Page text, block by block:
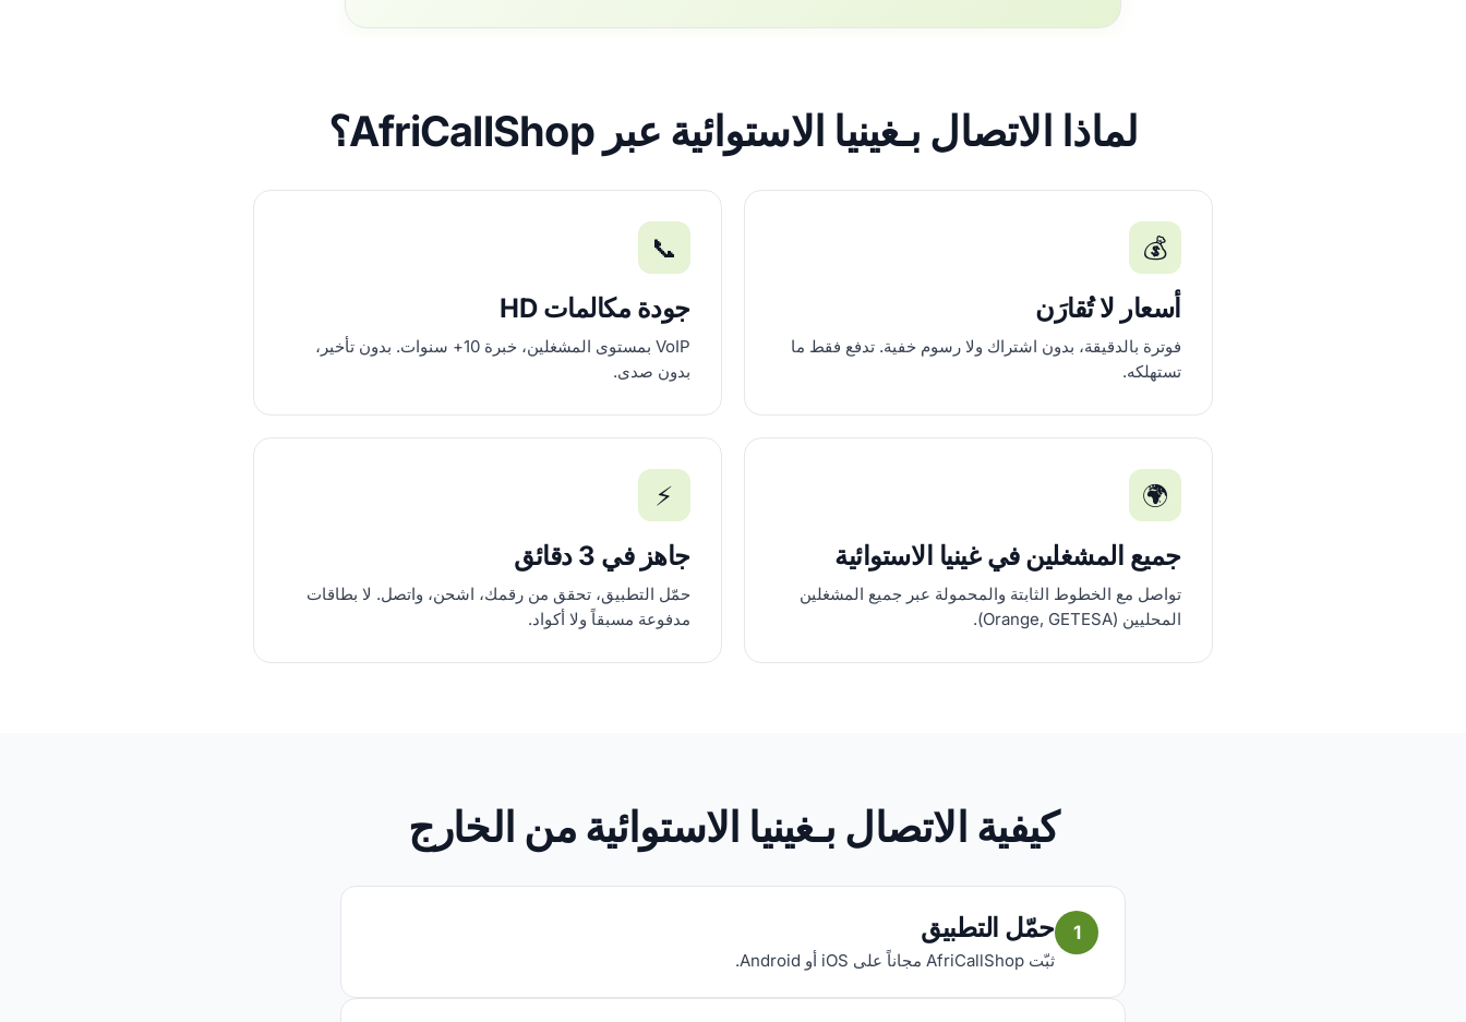
لماذا الاتصال بـغينيا الاستوائية عبر AfriCallShop؟
💰
أسعار لا تُقارَن
فوترة بالدقيقة، بدون اشتراك ولا رسوم خفية. تدفع فقط ما
تستهلكه.
📞
جودة مكالمات HD
VoIP بمستوى المشغلين، خبرة 10+ سنوات. بدون تأخير،
بدون صدى.
🌍
جميع المشغلين في غينيا الاستوائية
تواصل مع الخطوط الثابتة والمحمولة عبر جميع المشغلين
المحليين (Orange, GETESA).
⚡
جاهز في 3 دقائق
حمّل التطبيق، تحقق من رقمك، اشحن، واتصل. لا بطاقات
مدفوعة مسبقاً ولا أكواد.
كيفية الاتصال بـغينيا الاستوائية من الخارج
1 حمّل التطبيق
ثبّت AfriCallShop مجاناً على iOS أو Android.